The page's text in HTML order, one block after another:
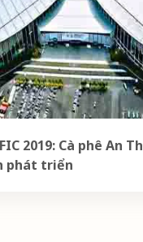
2019: Cà phê An
phát triển